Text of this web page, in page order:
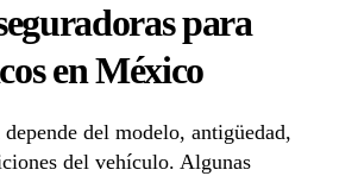
para
en México
del modelo, antigüedad,
del vehículo. Algunas